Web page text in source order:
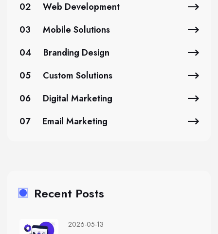
02
Web Development
03
Mobile Solutions
04
Branding Design
05
Custom Solutions
06
Digital Marketing
07
Email Marketing
Recent Posts
2026-05-13